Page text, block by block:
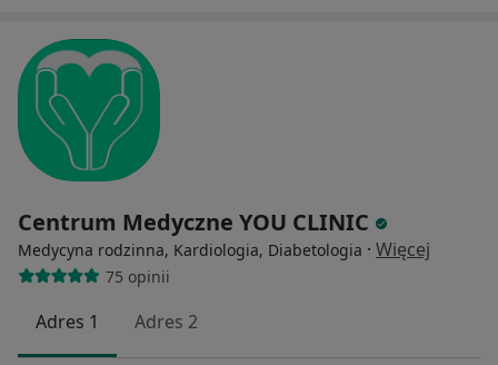
Centrum Medyczne YOU CLINIC
Medycyna rodzinna, Kardiologia, Diabetologia · Więcej
75 opinii
Adres 1 Adres 2